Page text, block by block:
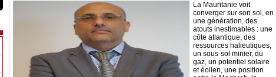
La Mauritanie voit
converger sur son sol, en
une génération, des
atouts inestimables : une
côte atlantique, des
ressources halieutiques,
un sous-sol minier, du
gaz, un potentiel solaire
et éolien, une position